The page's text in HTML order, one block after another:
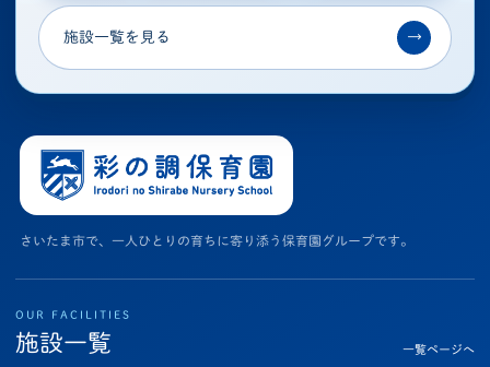
施設一覧を見る →
さいたま市で、一人ひとりの育ちに寄り添う保育園グループです。
OUR FACILITIES
施設一覧 一覧ページへ